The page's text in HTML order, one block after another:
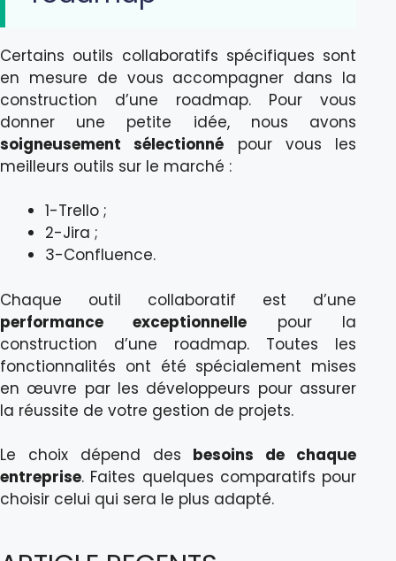
Certains outils collaboratifs spécifiques sont
en mesure de vous accompagner dans la
construction d’une roadmap. Pour vous
donner une petite idée, nous avons
soigneusement sélectionné pour vous les
meilleurs outils sur le marché :
1-Trello ;
2-Jira ;
3-Confluence.
Chaque outil collaboratif est d’une
performance exceptionnelle pour la
construction d’une roadmap. Toutes les
fonctionnalités ont été spécialement mises
en œuvre par les développeurs pour assurer
la réussite de votre gestion de projets.
Le choix dépend des besoins de chaque
entreprise. Faites quelques comparatifs pour
choisir celui qui sera le plus adapté.